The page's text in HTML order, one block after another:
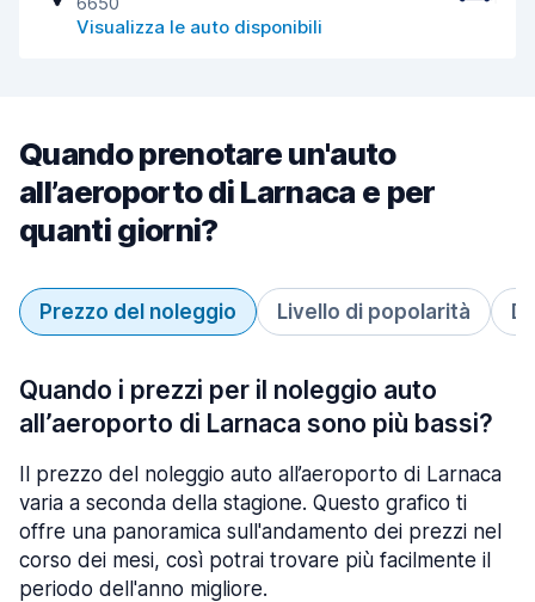
Visualizza le auto disponibili
Quando prenotare un'auto
all’aeroporto di Larnaca e per
quanti giorni?
Prezzo del noleggio Livello di popolarità
Quando i prezzi per il noleggio auto
all’aeroporto di Larnaca sono più bassi?
Il prezzo del noleggio auto all’aeroporto di Larnaca
varia a seconda della stagione. Questo grafico ti
offre una panoramica sull'andamento dei prezzi nel
corso dei mesi, così potrai trovare più facilmente il
periodo dell'anno migliore.